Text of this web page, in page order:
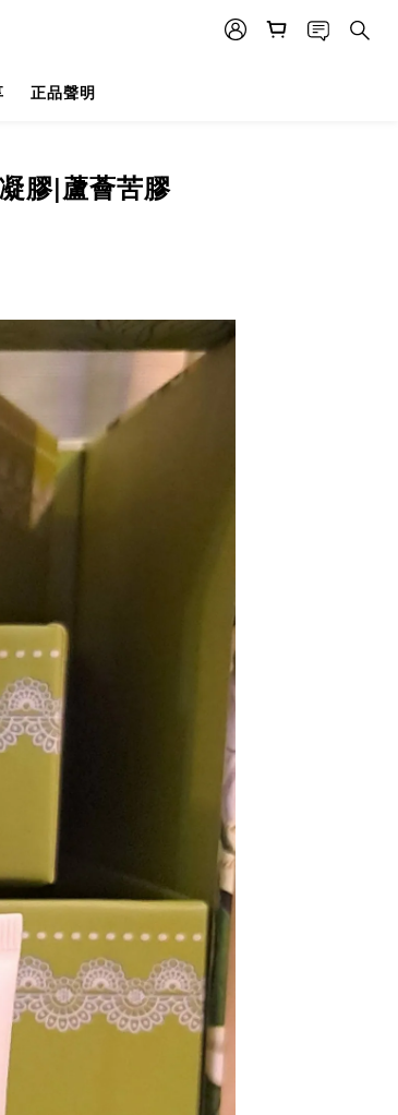
正品聲明
膠|蘆薈苦膠